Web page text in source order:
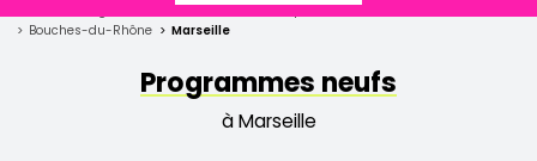
Programmes neufs
Provence-Alpes-Côte d'Azur
Bouches-du-Rhône
Marseille
Programmes neufs
à Marseille